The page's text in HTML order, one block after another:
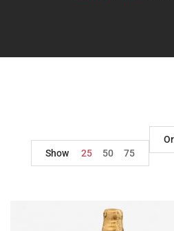
Show
25 50 75